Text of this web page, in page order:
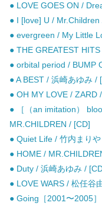
● LOVE GOES ON /
● I [love] U /
● evergreen / My Little
● THE GREATEST
● orbital period / BUMP
● A BEST / 浜崎あゆみ /
● OH MY LOVE / ZARD
● ［（an imitation）
MR.CHILDREN / [CD]
● Quiet Life / 竹内まり
● HOME /
● Duty / 浜崎あゆみ /
● LOVE WARS / 松任谷
● Going［2001〜2005